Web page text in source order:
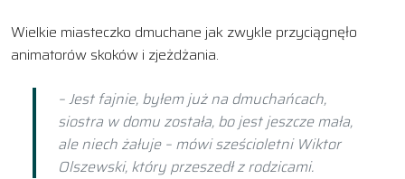
Wielkie miasteczko dmuchane jak zwykle przyciągnęło
animatorów skoków i zjeżdżania.
– Jest fajnie, byłem już na dmuchańcach,
siostra w domu została, bo jest jeszcze mała,
ale niech żałuje – mówi sześcioletni Wiktor
Olszewski, który przeszedł z rodzicami.